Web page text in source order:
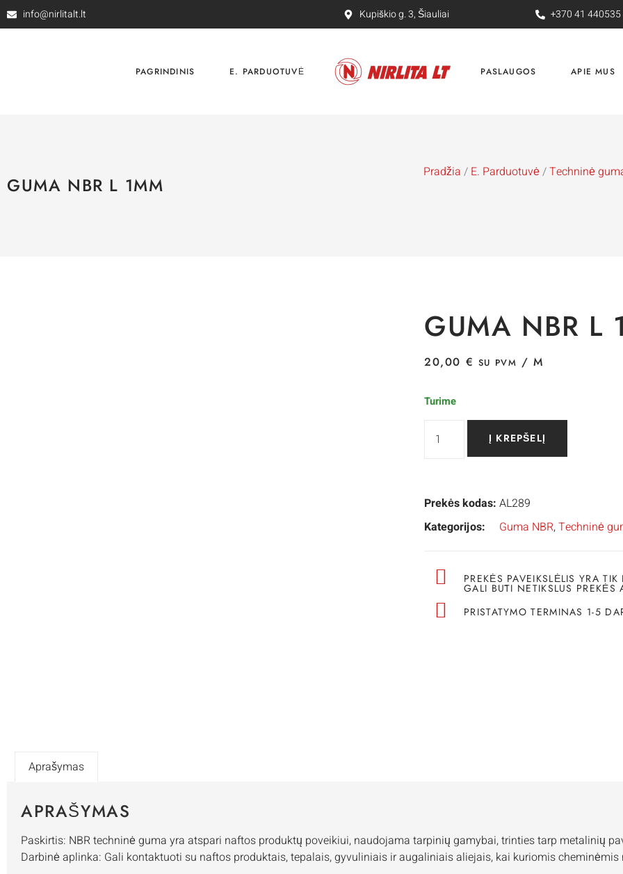
info@nirlitalt.lt Kupiškio g. 3, Šiauliai +370 41 440535
PAGRINDINIS E. PARDUOTUVĖ PASLAUGOS APIE MUS
GUMA NBR L 1MM
Pradžia / E. Parduotuvė/Techninė
GUMA NBR L
20,00 € SU PVM / M
Turime
Į KREPŠELĮ
Prekės kodas: AL289
Kategorijos:
Guma NBR,Techninė
PREKĖS PAVEIKSLĖLIS YRA
GALI BŪTI NETIKSLUS PREKĖS
PRISTATYMO TERMINAS 1-5
Aprašymas
APRAŠYMAS
Paskirtis: NBR techninė guma yra atspari naftos produktų poveikiui, naudojama tarpinių gamybai, trinties tarp metalinių
Darbinė aplinka: Gali kontaktuoti su naftos produktais, tepalais, gyvuliniais ir augaliniais aliejais, kai kuriomis cheminėmis